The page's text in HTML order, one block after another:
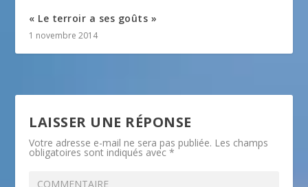
« Le terroir a ses goûts »
1 novembre 2014
LAISSER UNE RÉPONSE
Votre adresse e-mail ne sera pas publiée. Les champs
obligatoires sont indiqués avec*